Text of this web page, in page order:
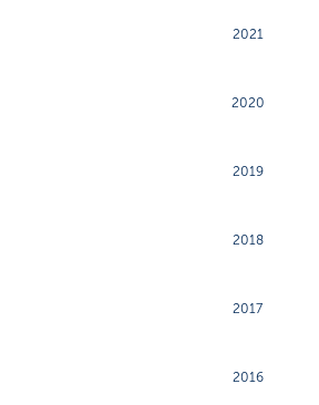
2021
2020
2019
2018
2017
2016